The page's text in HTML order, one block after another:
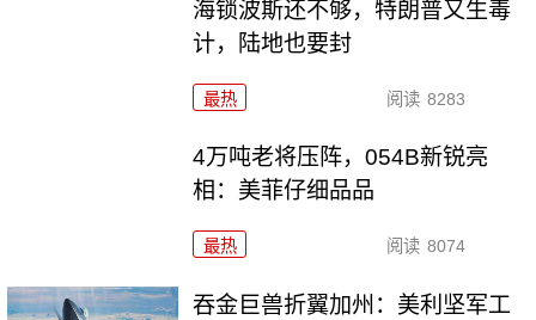
海锁波斯还不够，特朗普又生毒
计，陆地也要封
最热 阅读 8283
4万吨老将压阵，054B新锐亮
相：美菲仔细品品
最热 阅读 8074
吞金巨兽折翼加州：美利坚军工